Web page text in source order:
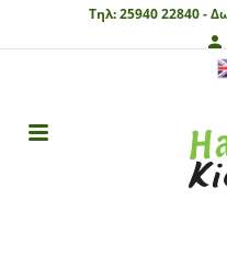
Τηλ:25940 22840 -